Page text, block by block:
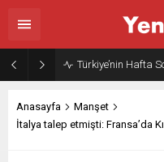
Türkiye’nin Hafta
Anasayfa
Manşet
İtalya talep etmişti: Fransa’da